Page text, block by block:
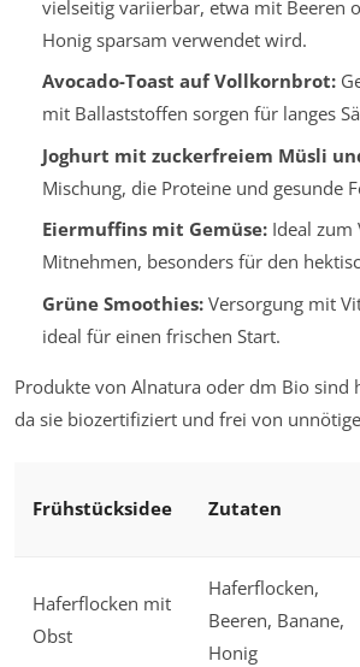
vielseitig variierbar, etwa mit Beeren
Honig sparsam verwendet wird.
Avocado-Toast auf Vollkornbrot:
mit Ballaststoffen sorgen für langes
Joghurt mit zuckerfreiem Müsli
Mischung, die Proteine und gesunde
Eiermuffins mit Gemüse:Ideal zum
Mitnehmen, besonders für den
Grüne Smoothies:Versorgung mit
ideal für einen frischen Start.
Produkte von Alnatura oder dm Bio sind
da sie biozertifiziert und frei von
Frühstücksidee Zutaten
Haferflocken mit
Obst
Haferflocken,
Beeren, Banane,
Honig